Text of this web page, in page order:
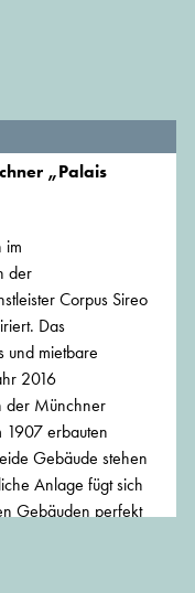
„Palais
im
der
Corpus Sireo
Das
und mietbare
2016
der Münchner
1907 erbauten
Gebäude stehen
Anlage fügt sich
Gebäuden perfekt